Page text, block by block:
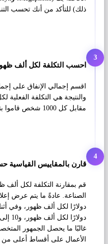
ذلك) للتأكد من أنك تحسب
3
احسب التكلفة لكل ألف
والنتيجة هي التكلفة
مقابل كل 1000 شخص قاموا بتنزيل الحلقة.
4
قارن بالمقاييس القياسية
غالبًا ما يحصل الجمهور
الأعمال على أقساط أعلى من